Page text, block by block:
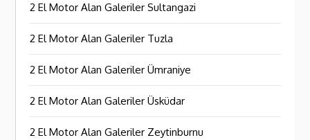
2 El Motor Alan Galeriler Sultangazi
2 El Motor Alan Galeriler Tuzla
2 El Motor Alan Galeriler Ümraniye
2 El Motor Alan Galeriler Üsküdar
2 El Motor Alan Galeriler Zeytinburnu